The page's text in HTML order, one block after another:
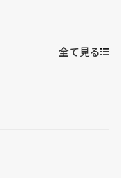
全て見る